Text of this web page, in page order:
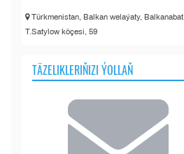
Türkmenistan, Balkan welaýaty, Balkanabat,
T.Satylow köçesi, 59
TÄZELIKLERIŇIZI ÝOLLAŇ